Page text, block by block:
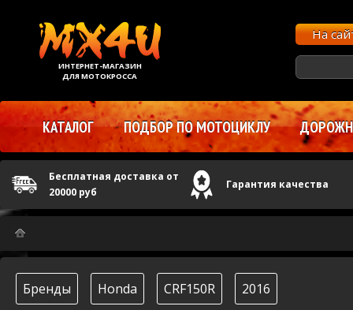
Бренды Honda CRF150R 2016
ИНТЕРНЕТ-МАГАЗИН
ДЛЯ МОТОКРОССА
На
КАТАЛОГ ПОДБОР ПО МОТОЦИКЛУ
Бесплатная доставка от
20000 руб
Гарантия качества